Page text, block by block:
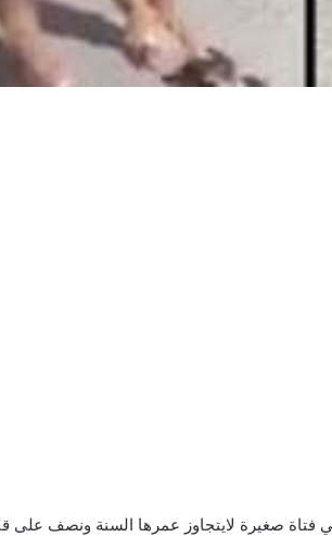
فتاة صغيرة لايتجاوز عمرها السنة ونصف على